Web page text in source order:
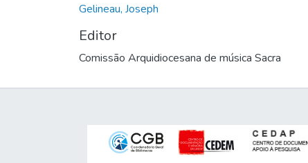
Gelineau, Joseph
Editor
Comissão Arquidiocesana de música Sacra